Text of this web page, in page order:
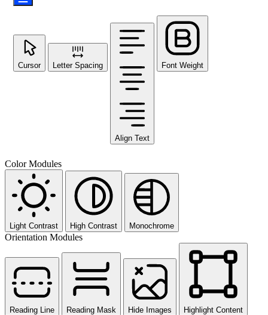
Cursor Letter Spacing
Align Text
Font Weight
Color Modules
Light Contrast High Contrast Monochrome
Orientation Modules
Reading Line Reading Mask Hide Images Highlight Content